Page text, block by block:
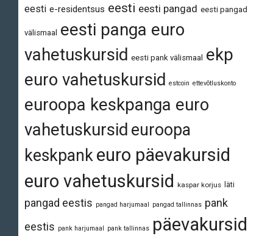
eesti e-residentsus eesti eesti pangad eesti pangad
välismaal eesti panga euro
vahetuskursid eesti pank välismaal ekp
euro vahetuskursid
estcoin ettevõtluskonto
euroopa keskpanga euro
vahetuskursid euroopa
keskpankeuro päevakursid
euro vahetuskursid
kaspar korjus läti
pangad eestis pangad harjumaal pangad tallinnas pank
eestis pank harjumaal pank tallinnas päevakursid